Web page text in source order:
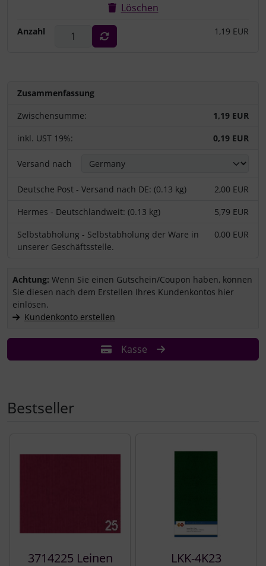
Löschen
Anzahl 1,19 EUR
Zusammenfassung
Zwischensumme:
1,19 EUR
inkl. UST 19%:
0,19 EUR
Versand nach
Deutsche Post - Versand nach DE: (0.13 kg)
2,00 EUR
Hermes - Deutschlandweit: (0.13 kg)
5,79 EUR
Selbstabholung - Selbstabholung der Ware in
unserer Geschäftsstelle.
0,00 EUR
Sie haben einen Coupon/Gutschein und wollen ihn einlösen?
Achtung: Wenn Sie einen Gutschein/Coupon haben, können
Sie diesen nach dem Erstellen Ihres Kundenkontos hier
einlösen.
Kundenkonto erstellen
Kasse
Bestseller
3714225 Leinen
LKK-4K23